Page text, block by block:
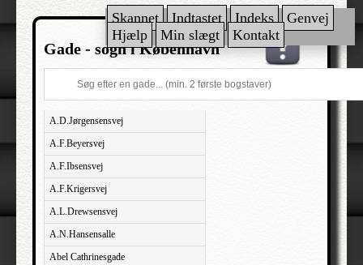
Skannet Indtastet Indeks
Genvej
Hjælp
Min slægt Kontakt
Gade - sogn i København
A.D.Jørgensensvej
A.F.Beyersvej
A.F.Ibsensvej
A.F.Krigersvej
A.L.Drewsensvej
A.N.Hansensalle
Abel Cathrinesgade